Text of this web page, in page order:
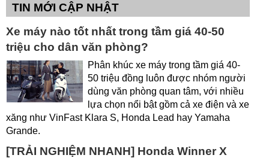
TIN MỚI CẬP NHẬT
Xe máy nào tốt nhất trong tầm giá 40-50
triệu cho dân văn phòng?
Phân khúc xe máy trong tầm giá 40-
50 triệu đồng luôn được nhóm người
dùng văn phòng quan tâm, với nhiều
lựa chọn nổi bật gồm cả xe điện và xe
xăng như VinFast Klara S, Honda Lead hay Yamaha
Grande.
[TRẢI NGHIỆM NHANH] Honda Winner X